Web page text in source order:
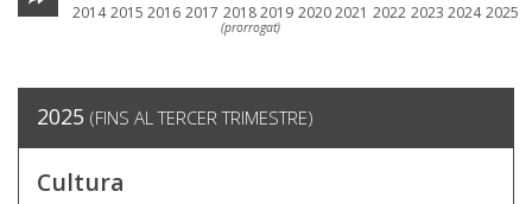
2014 2015 2016 2017 2018
(prorrogat)
2019 2020 2021 2022 2023 2024 2025
2025 (FINS AL TERCER TRIMESTRE)
Cultura